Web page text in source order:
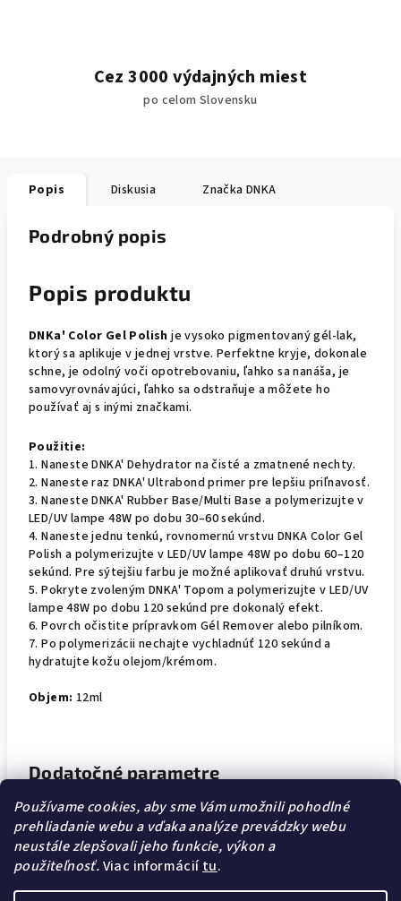
Používame cookies, aby sme Vám umožnili pohodlné
prehliadanie webu a vďaka analýze prevádzky webu
neustále zlepšovali jeho funkcie, výkon a
použiteľnosť.Viac informáciítu.
Cez 3000 výdajných miest
po celom Slovensku
Popis Diskusia Značka DNKA
Podrobný popis
Popis produktu
DNKa' Color Gel Polish je vysoko pigmentovaný gél-lak,
ktorý sa aplikuje v jednej vrstve. Perfektne kryje, dokonale
schne, je odolný voči opotrebovaniu, ľahko sa nanáša, je
samovyrovnávajúci, ľahko sa odstraňuje a môžete ho
používať aj s inými značkami.
Použitie:
1. Naneste DNKA' Dehydrator na čisté a zmatnené nechty.
2. Naneste raz DNKA' Ultrabond primer pre lepšiu priľnavosť.
3. Naneste DNKA' Rubber Base/Multi Base a polymerizujte v
LED/UV lampe 48W po dobu 30–60 sekúnd.
4. Naneste jednu tenkú, rovnomernú vrstvu DNKA Color Gel
Polish a polymerizujte v LED/UV lampe 48W po dobu 60–120
sekúnd. Pre sýtejšiu farbu je možné aplikovať druhú vrstvu.
5. Pokryte zvoleným DNKA' Topom a polymerizujte v LED/UV
lampe 48W po dobu 120 sekúnd pre dokonalý efekt.
6. Povrch očistite prípravkom Gél Remover alebo pilníkom.
7. Po polymerizácii nechajte vychladnúť 120 sekúnd a
hydratujte kožu olejom/krémom.
Objem: 12ml
Dodatočné parametre
Kategória:
GEL LAKY
EAN: 4823122128973